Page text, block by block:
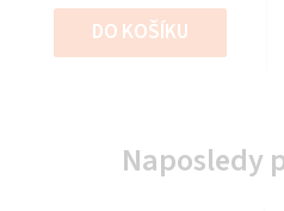
DO KOŠÍKU
Naposledy